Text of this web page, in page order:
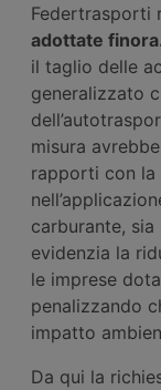
Federtrasporti
adottate
il taglio delle
generalizzato
misura
rapporti con
carburante,
evidenzia la
le imprese
penalizzando
impatto
Da qui la